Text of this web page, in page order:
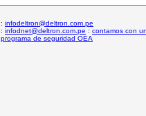
: infodeltron@deltron.com.pe
: infodnet@deltron.com.pe : contamos con
programa de seguridad OEA